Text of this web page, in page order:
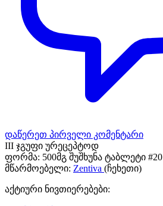
დაწერეთ პირველი კომენტარი
III ჯგუფი ურეცეპტოდ
ფორმა: 500მგ შუშხუნა ტაბლეტი #20
მწარმოებელი: Zentiva (ჩეხეთი)
აქტიური ნივთიერებები: